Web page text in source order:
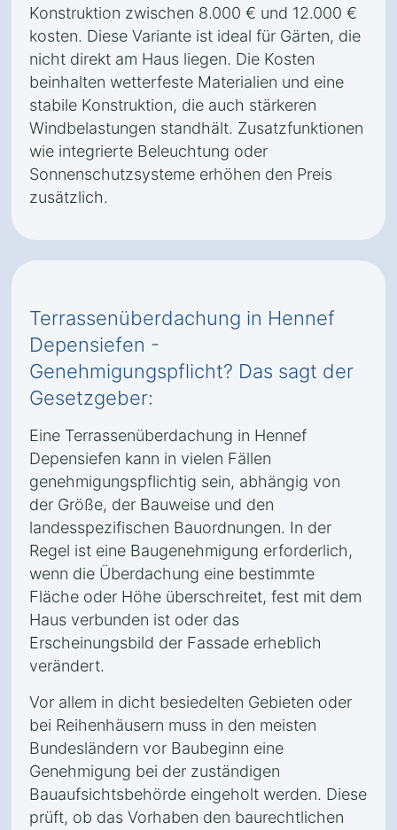
Konstruktion zwischen 8.000 € und 12.000 €
kosten. Diese Variante ist ideal für Gärten, die
nicht direkt am Haus liegen. Die Kosten
beinhalten wetterfeste Materialien und eine
stabile Konstruktion, die auch stärkeren
Windbelastungen standhält. Zusatzfunktionen
wie integrierte Beleuchtung oder
Sonnenschutzsysteme erhöhen den Preis
zusätzlich.
Terrassenüberdachung in Hennef
Depensiefen -
Genehmigungspflicht? Das sagt der
Gesetzgeber:
Eine Terrassenüberdachung in Hennef
Depensiefen kann in vielen Fällen
genehmigungspflichtig sein, abhängig von
der Größe, der Bauweise und den
landesspezifischen Bauordnungen. In der
Regel ist eine Baugenehmigung erforderlich,
wenn die Überdachung eine bestimmte
Fläche oder Höhe überschreitet, fest mit dem
Haus verbunden ist oder das
Erscheinungsbild der Fassade erheblich
verändert.
Vor allem in dicht besiedelten Gebieten oder
bei Reihenhäusern muss in den meisten
Bundesländern vor Baubeginn eine
Genehmigung bei der zuständigen
Bauaufsichtsbehörde eingeholt werden. Diese
prüft, ob das Vorhaben den baurechtlichen